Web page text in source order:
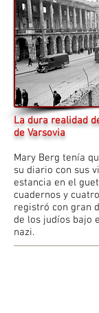
La dura realidad
de Varsovia
Mary Berg tenía
su diario con sus
estancia en el
cuadernos y
registró con gran
de los judíos bajo
nazi.